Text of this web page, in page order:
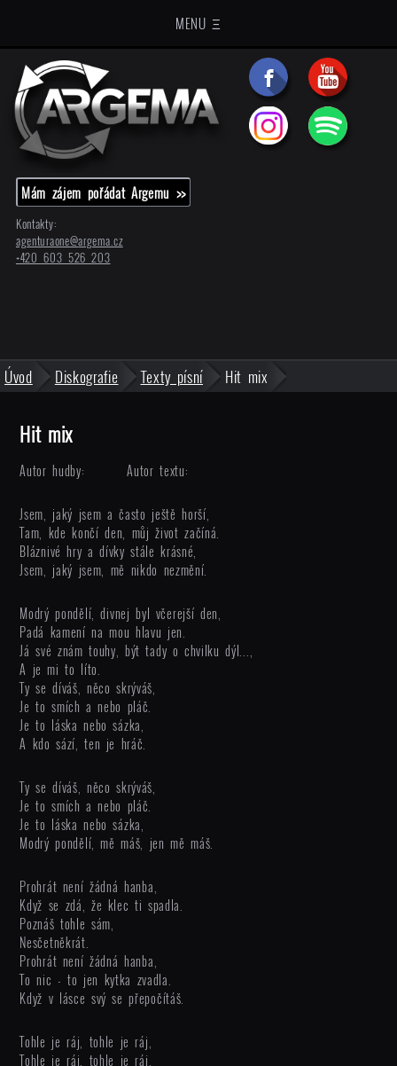
MENU Ξ
Mám zájem pořádat Argemu >>
Kontakty:
agenturaone@argema.cz
+420 603 526 203
Úvod Diskografie Texty písní Hit mix
Hit mix
Autor hudby: Autor textu:
Jsem, jaký jsem a často ještě horší,
Tam, kde končí den, můj život začíná.
Bláznivé hry a dívky stále krásné,
Jsem, jaký jsem, mě nikdo nezmění.
Modrý pondělí, divnej byl včerejší den,
Padá kamení na mou hlavu jen.
Já své znám touhy, být tady o chvilku dýl...,
A je mi to líto.
Ty se díváš, něco skrýváš,
Je to smích a nebo pláč.
Je to láska nebo sázka,
A kdo sází, ten je hráč.
Ty se díváš, něco skrýváš,
Je to smích a nebo pláč.
Je to láska nebo sázka,
Modrý pondělí, mě máš, jen mě máš.
Prohrát není žádná hanba,
Když se zdá, že klec ti spadla.
Poznáš tohle sám,
Nesčetněkrát.
Prohrát není žádná hanba,
To nic - to jen kytka zvadla.
Když v lásce svý se přepočítáš.
Tohle je ráj, tohle je ráj,
Tohle je ráj, tohle je ráj.